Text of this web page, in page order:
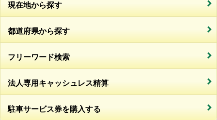
現在地から探す
都道府県から探す
フリーワード検索
法人専用キャッシュレス精算
駐車サービス券を購入する